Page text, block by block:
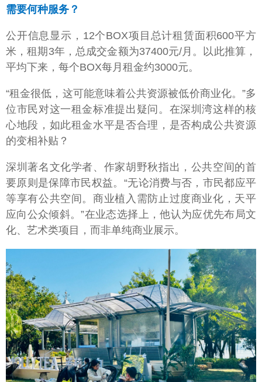
需要何种服务？
公开信息显示，12个BOX项目总计租赁面积600平方
米，租期3年，总成交金额为37400元/月。以此推算，
平均下来，每个BOX每月租金约3000元。
“租金很低，这可能意味着公共资源被低价商业化。”多
位市民对这一租金标准提出疑问。在深圳湾这样的核
心地段，如此租金水平是否合理，是否构成公共资源
的变相补贴？
深圳著名文化学者、作家胡野秋指出，公共空间的首
要原则是保障市民权益。“无论消费与否，市民都应平
等享有公共空间。商业植入需防止过度商业化，天平
应向公众倾斜。”在业态选择上，他认为应优先布局文
化、艺术类项目，而非单纯商业展示。